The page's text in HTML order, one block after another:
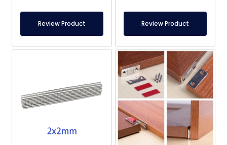
Review Product Review Product